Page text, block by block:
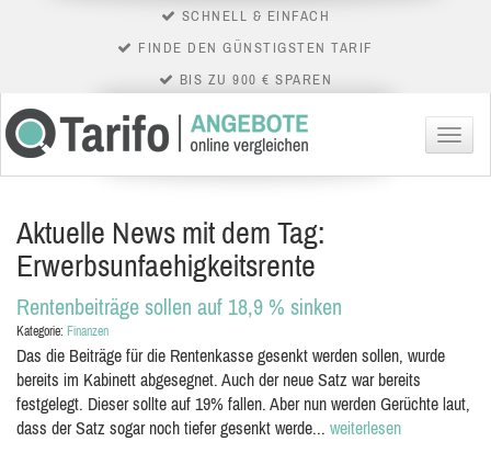
SCHNELL & EINFACH
FINDE DEN GÜNSTIGSTEN TARIF
BIS ZU 900 € SPAREN
Menü
Aktuelle News mit dem Tag:
Erwerbsunfaehigkeitsrente
Rentenbeiträge sollen auf 18,9 % sinken
Kategorie: Finanzen
Das die Beiträge für die Rentenkasse gesenkt werden sollen, wurde
bereits im Kabinett abgesegnet. Auch der neue Satz war bereits
festgelegt. Dieser sollte auf 19% fallen. Aber nun werden Gerüchte laut,
dass der Satz sogar noch tiefer gesenkt werde... weiterlesen